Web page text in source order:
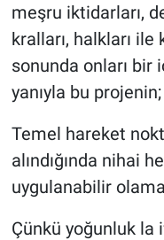
meşru iktidarları,
kralları, halkları ile
sonunda onları bir
yanıyla bu projenin;
Temel hareket
alındığında nihai
uygulanabilir
Çünkü yoğunluk la